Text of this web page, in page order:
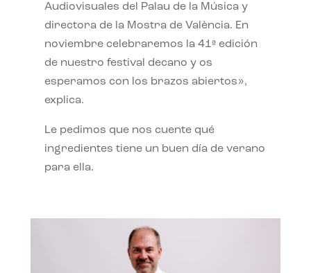
Audiovisuales del Palau de la Música y
directora de la Mostra de València. En
noviembre celebraremos la 41ª edición
de nuestro festival decano y os
esperamos con los brazos abiertos»,
explica.
Le pedimos que nos cuente qué
ingredientes tiene un buen día de verano
para ella.